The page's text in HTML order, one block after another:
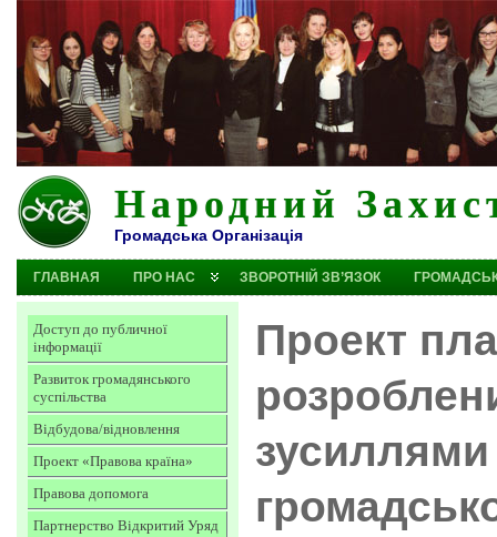
Народний
Громадська Організація
ГЛАВНАЯ ПРО НАС ЗВОРОТНІЙ ЗВ’ЯЗОК
Доступ до публичної
інформації
Развиток громадянського
суспільства
Відбудова/відновлення
Проект «Правова країна»
Правова допомога
Партнерство Відкритий Уряд
Проект
зусиллями